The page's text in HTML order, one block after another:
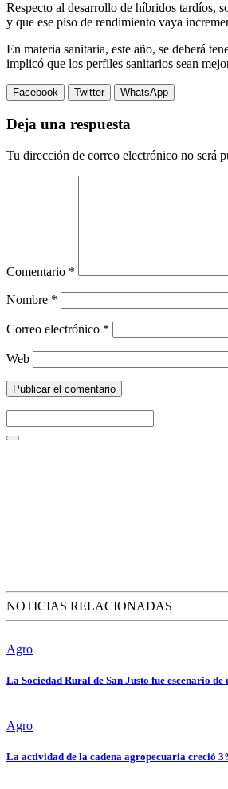
Respecto al desarrollo de híbridos tardíos,
y que ese piso de rendimiento vaya
En materia sanitaria, este año, se deberá
implicó que los perfiles sanitarios sean
Facebook Twitter WhatsApp
Deja una respuesta
Tu dirección de correo electrónico no será
Comentario *
Nombre *
Correo electrónico *
Web
NOTICIAS RELACIONADAS
Agro
La Sociedad Rural de San Justo fue escenario
Agro
La actividad de la cadena agropecuaria creció